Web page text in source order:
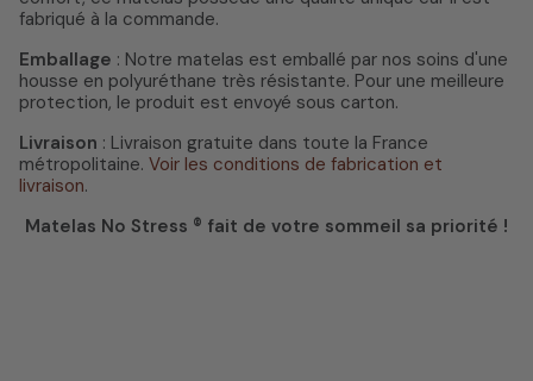
fabriqué à la commande.
Emballage : Notre matelas est emballé par nos soins d'une
housse en polyuréthane très résistante. Pour une meilleure
protection, le produit est envoyé sous carton.
Livraison : Livraison gratuite dans toute la France
métropolitaine. Voir les conditions de fabrication et
livraison.
Matelas No Stress ® fait de votre sommeil sa priorité !